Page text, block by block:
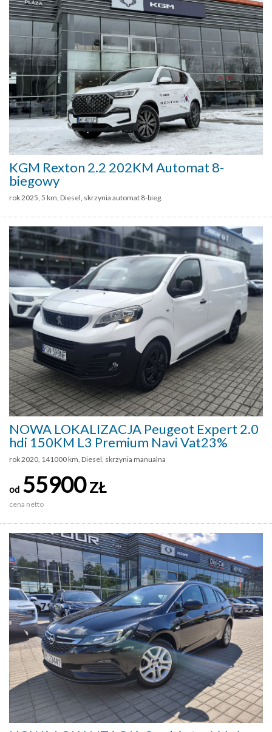
KGM Rexton 2.2 202KM Automat 8-
biegowy
rok 2025, 5 km, Diesel, skrzynia automat 8-bieg.
NOWA LOKALIZACJA Peugeot Expert 2.0
hdi 150KM L3 Premium Navi Vat23%
rok 2020, 141000 km, Diesel, skrzynia manualna
od 55900ZŁ
cena netto